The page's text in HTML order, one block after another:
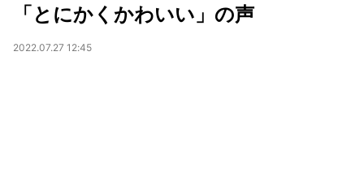
「とにかくかわいい」の声
2022.07.27 12:45